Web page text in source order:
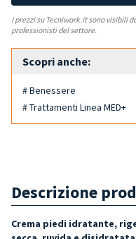
I prezzi su Tecniwork.it sono visibili
professionisti del settore.
Scopri anche:
# Benessere
# Trattamenti Linea MED+
Descrizione
Crema piedi idratante,